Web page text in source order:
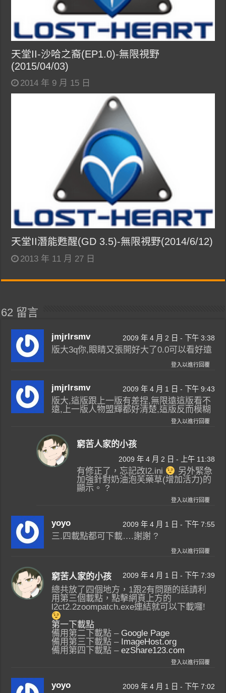
天堂II-沙哈之裔(EP1.0)-無限視野
(2015/04/03)
2014 年 9 月 15 日
天堂II潛能甦醒(GD 3.5)-無限視野(2014/6/12)
2013 年 11 月 27 日
62 留言
jmjrlrsmv 2009 年 4 月 2 日 - 下午 3:38
版大3q你,眼睛又張開好大了0.0可以看好遠
登入以進行回覆
jmjrlrsmv 2009 年 4 月 1 日 - 下午 9:43
版大,這版跟上一版有差捏,無限遠這版看不
遠,上一版人物盟輝都好清楚,這版反而模糊
登入以進行回覆
窮苦人家的小孩
2009 年 4 月 2 日 - 上午 11:38
有修正了，忘記改l2.ini
另外緊急
加強針對奶油泡芙藥草(增加活力)的
顯示。 ?
登入以進行回覆
yoyo 2009 年 4 月 1 日 - 下午 7:55
三.四載點都可下載….謝謝 ?
登入以進行回覆
窮苦人家的小孩 2009 年 4 月 1 日 - 下午 7:39
總共放了四個地方，1跟2有問題的話請利
用第三個載點，點擊網頁上方的
l2ct2.2zoompatch.exe連結就可以下載囉!
第一下載點
備用第二下載點 – Google Page
備用第三下載點 – ImageHost.org
備用第四下載點 –ezShare123.com
登入以進行回覆
yoyo 2009 年 4 月 1 日 - 下午 7:02